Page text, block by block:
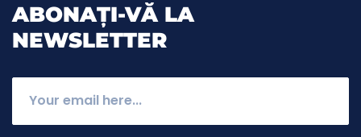
ABONAȚI-VĂ LA
NEWSLETTER